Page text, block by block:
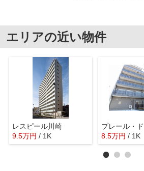
エリアの近い物件
レスピール川崎
9.5万円 / 1K
8.5万円 / 1K